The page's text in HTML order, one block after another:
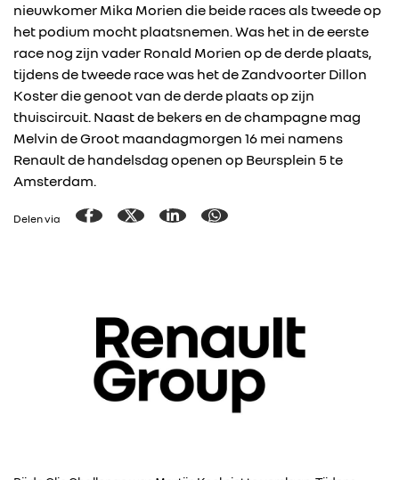
nieuwkomer Mika Morien die beide races als tweede op
het podium mocht plaatsnemen. Was het in de eerste
race nog zijn vader Ronald Morien op de derde plaats,
tijdens de tweede race was het de Zandvoorter Dillon
Koster die genoot van de derde plaats op zijn
thuiscircuit. Naast de bekers en de champagne mag
Melvin de Groot maandagmorgen 16 mei namens
Renault de handelsdag openen op Beursplein 5 te
Amsterdam.
Delen via